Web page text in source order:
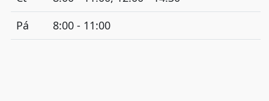
Pá
8:00 - 11:00